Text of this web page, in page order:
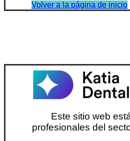
Volver a la página de inicio
Este sitio web
profesionales del